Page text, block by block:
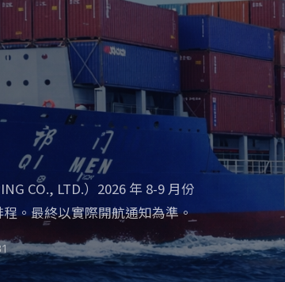
CO., LTD.）2026 年 8-9 月份
。最終以實際開航通知為準。